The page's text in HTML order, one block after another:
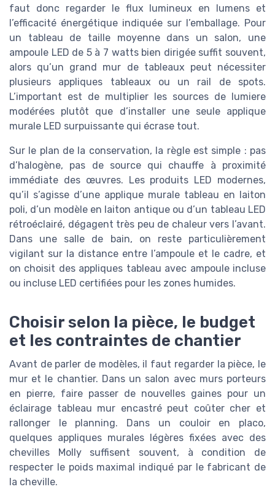
faut donc regarder le flux lumineux en lumens et
l’efficacité énergétique indiquée sur l’emballage. Pour
un tableau de taille moyenne dans un salon, une
ampoule LED de 5 à 7 watts bien dirigée suffit souvent,
alors qu’un grand mur de tableaux peut nécessiter
plusieurs appliques tableaux ou un rail de spots.
L’important est de multiplier les sources de lumiere
modérées plutôt que d’installer une seule applique
murale LED surpuissante qui écrase tout.
Sur le plan de la conservation, la règle est simple : pas
d’halogène, pas de source qui chauffe à proximité
immédiate des œuvres. Les produits LED modernes,
qu’il s’agisse d’une applique murale tableau en laiton
poli, d’un modèle en laiton antique ou d’un tableau LED
rétroéclairé, dégagent très peu de chaleur vers l’avant.
Dans une salle de bain, on reste particulièrement
vigilant sur la distance entre l’ampoule et le cadre, et
on choisit des appliques tableau avec ampoule incluse
ou incluse LED certifiées pour les zones humides.
Choisir selon la pièce, le budget
et les contraintes de chantier
Avant de parler de modèles, il faut regarder la pièce, le
mur et le chantier. Dans un salon avec murs porteurs
en pierre, faire passer de nouvelles gaines pour un
éclairage tableau mur encastré peut coûter cher et
rallonger le planning. Dans un couloir en placo,
quelques appliques murales légères fixées avec des
chevilles Molly suffisent souvent, à condition de
respecter le poids maximal indiqué par le fabricant de
la cheville.